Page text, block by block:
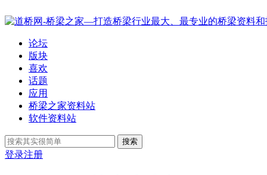
论坛
版块
喜欢
话题
应用
桥梁之家资料站
软件资料站
搜索
登录注册